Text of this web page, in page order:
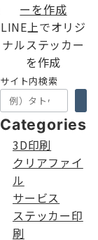
LINE上でオリジ
ナルステッカー
を作成
サイト内検索
Categories
3D印刷
クリアファイ
ル
サービス
ステッカー印
刷